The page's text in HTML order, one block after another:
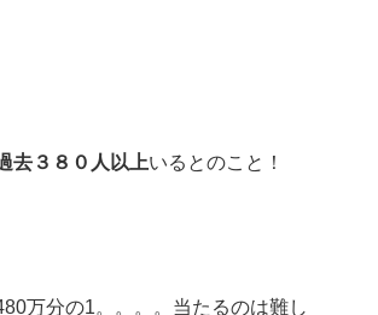
去３８０人以上いるとのこと！
万分の1。。。。当たるのは難し